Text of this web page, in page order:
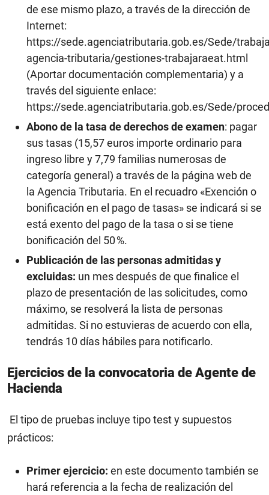
de ese mismo plazo, a través de la dirección de
Internet:
https://sede.agenciatributaria.gob.es/Sede/
agencia-tributaria/gestiones-trabajaraeat.html
(Aportar documentación complementaria) y a
través del siguiente enlace:
https://sede.agenciatributaria.gob.es/Sede/
Abono de la tasa de derechos de examen: pagar
sus tasas (15,57 euros importe ordinario para
ingreso libre y 7,79 familias numerosas de
categoría general) a través de la página web de
la Agencia Tributaria. En el recuadro «Exención o
bonificación en el pago de tasas» se indicará si se
está exento del pago de la tasa o si se tiene
bonificación del 50 %.
Publicación de las personas admitidas y
excluidas: un mes después de que finalice el
plazo de presentación de las solicitudes, como
máximo, se resolverá la lista de personas
admitidas. Si no estuvieras de acuerdo con ella,
tendrás 10 días hábiles para notificarlo.
Ejercicios de la convocatoria de Agente de
Hacienda
El tipo de pruebas incluye tipo test y supuestos
prácticos:
Primer ejercicio: en este documento también se
hará referencia a la fecha de realización del